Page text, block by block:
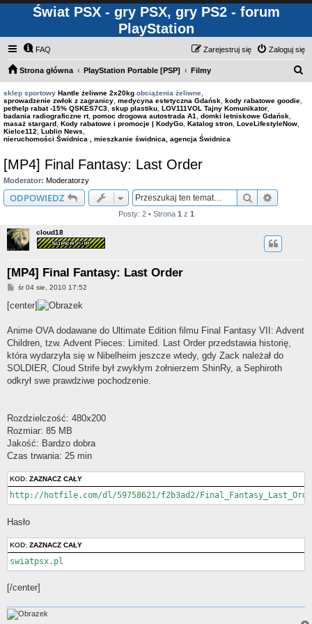
Świat PSX - gry PSX, gry PS2 - forum
PlayStation
FAQ Zaloguj się
Zarejestruj się
Strona główna PlayStation Portable [PSP] Filmy
sklep sportowy Hantle żeliwne 2x20kg obciążenia żeliwne,
sprowadzenie zwłok z zagranicy medycyna estetyczna Gdańsk kody rabatowe goodie
pethelp rabat -15% QSKES7C3 skup plastiku LOV111VOL Tajny Komunikator
badania radiograficzne rt, pomoc drogowa autostrada A1 domki letniskowe Gdańsk
masaż stargard Kody rabatowe i promocje | KodyGo Katalog stron LoveLifestyleNow
Kielce112
Lublin News
nieruchomości Świdnica , mieszkanie świdnica, agencja Świdnica
[MP4] Final Fantasy: Last Order
Moderator: Moderatorzy
ODPOWIEDZ Szukaj
Posty: 2 • Strona 1 z 1
cloud18
[MP4] Final Fantasy: Last Order
P
s
śr 04 sie, 2010 17:52
[center]
Anime OVA dodawane do Ultimate Edition filmu Final Fantasy VII: Advent
Children, tzw. Advent Pieces: Limited. Last Order przedstawia historię,
która wydarzyła się w Nibelheim jeszcze wtedy, gdy Zack należał do
SOLDIER, Cloud Strife był zwykłym żołnierzem ShinRy, a Sephiroth
odkrył swe prawdziwe pochodzenie.
Rozdzielczość: 480x200
Rozmiar: 85 MB
Jakość: Bardzo dobra
Czas trwania: 25 min
KOD: ZAZNACZ CAŁY
http://hotfile.com/dl/59758621/f2b3ad2/
Hasło
KOD: ZAZNACZ CAŁY
swiatpsx.pl
[/center]